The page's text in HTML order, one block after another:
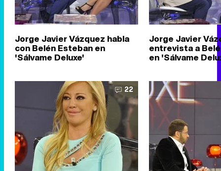
Jorge Javier Vázquez habla
con Belén Esteban en
'Sálvame Deluxe'
Jorge Javier
entrevista a
en 'Sálvame
22